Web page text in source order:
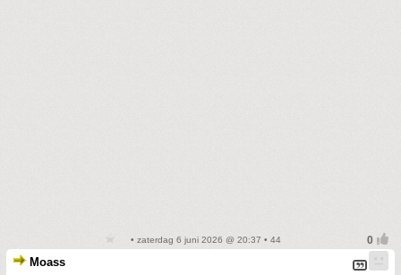
• zaterdag 6 juni 2026 @ 20:37 • 44
Moass